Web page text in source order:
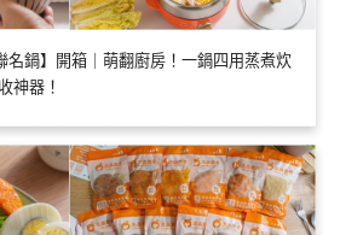
名鍋】開箱｜萌翻廚房！一鍋四用蒸煮炊
神器！